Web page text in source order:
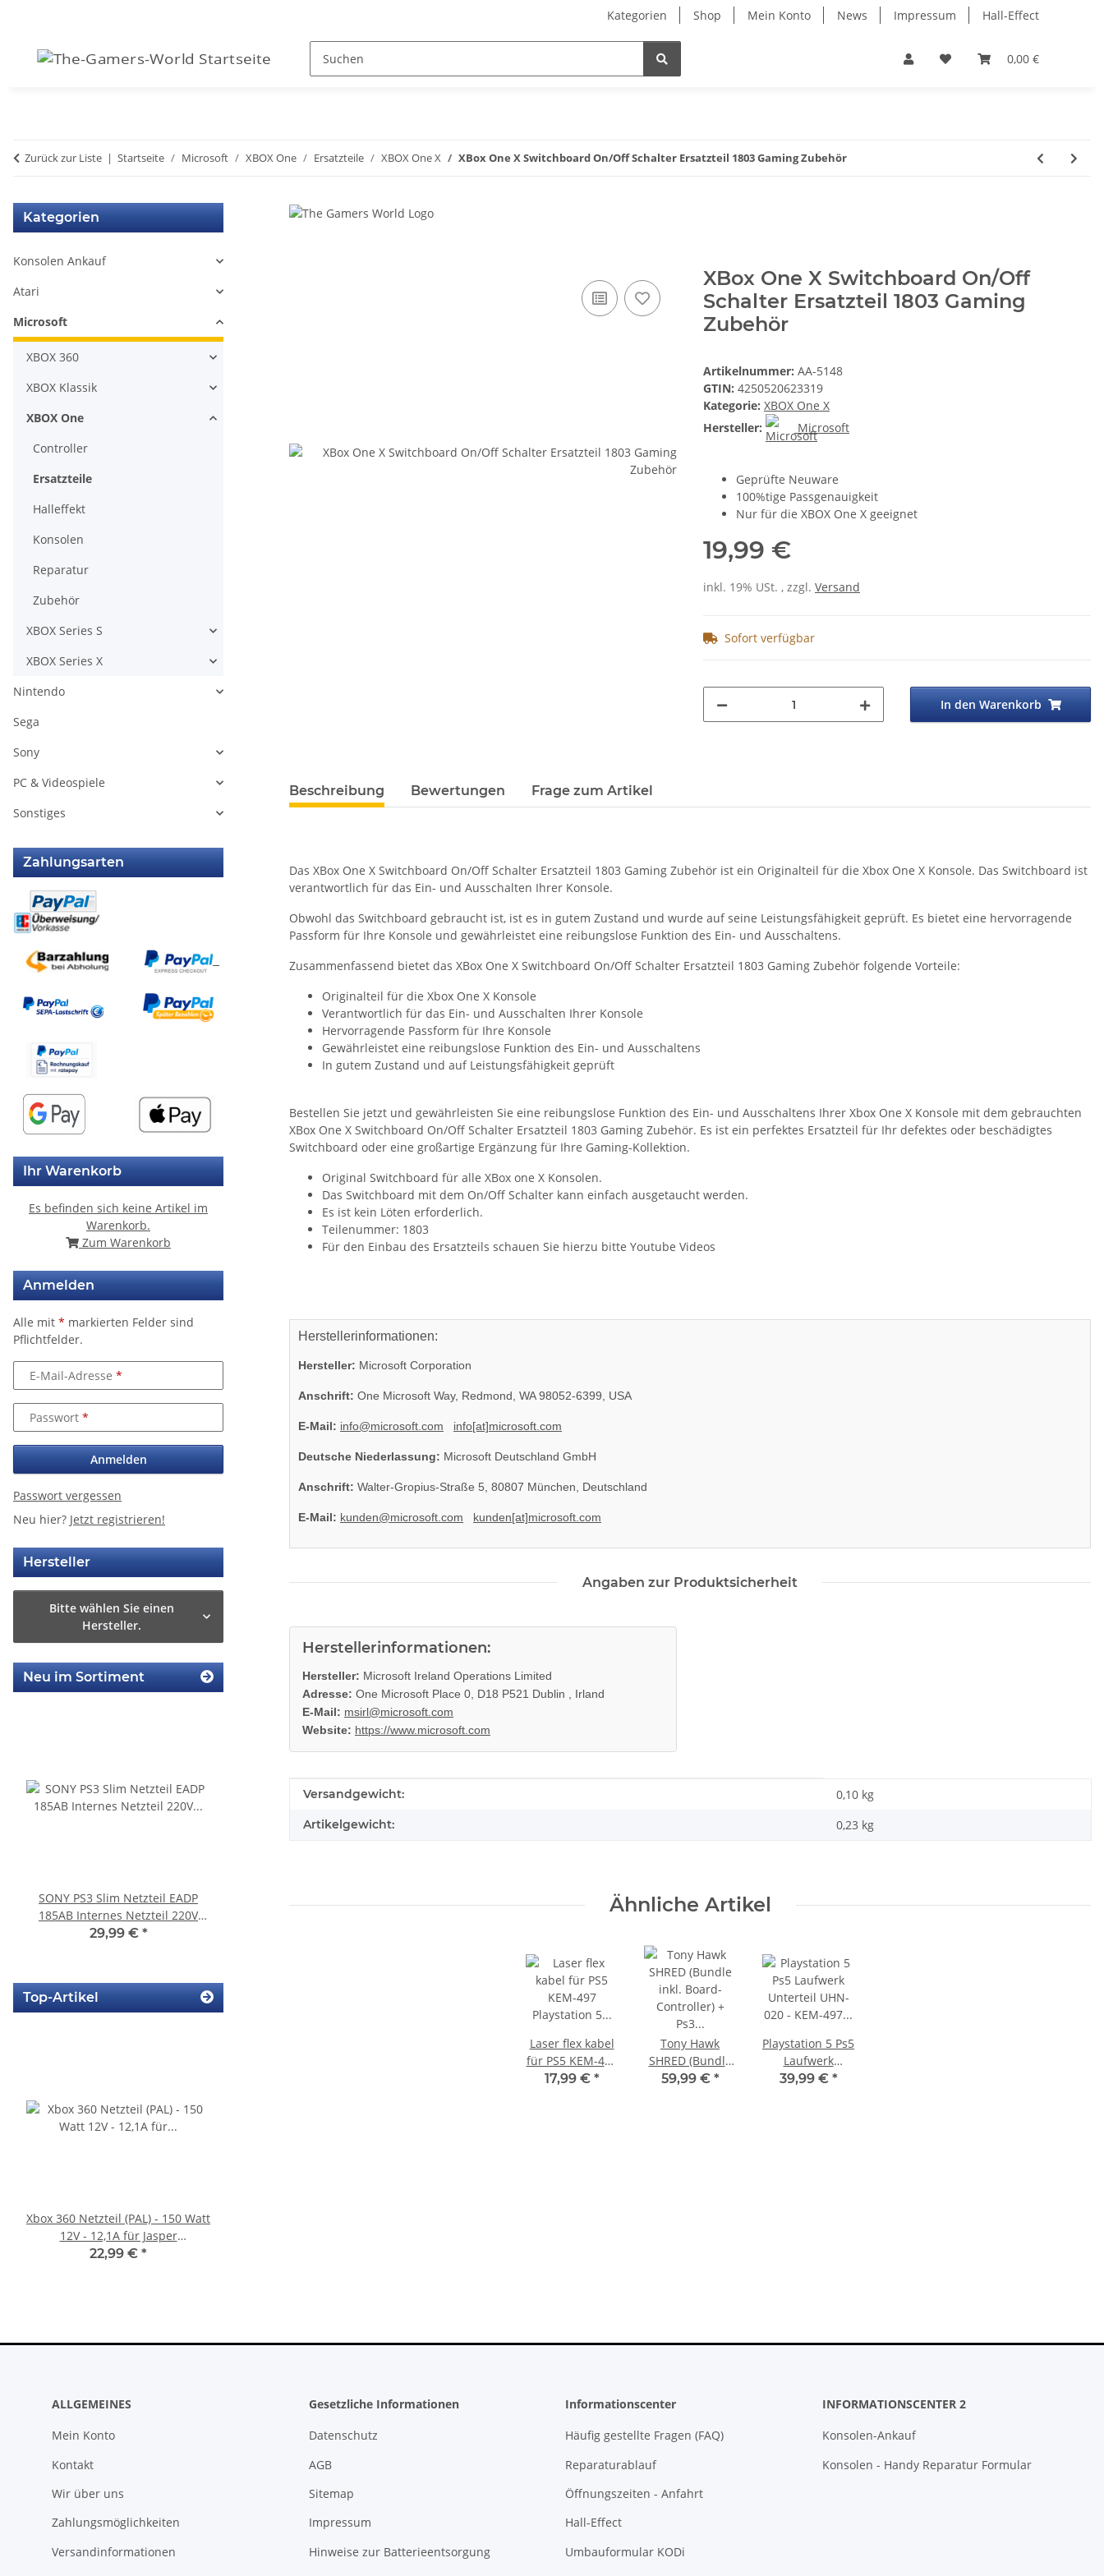
Kategorien Shop Mein Konto News Impressum Hall-Effect
0,00 €
Zurück zur Liste Startseite Microsoft XBOX One Ersatzteile XBOX One X XBox One X Switchboard On/Off Schalter Ersatzteil 1803 Gaming Zubehör
XBox One X Switchboard On/Off
Schalter Ersatzteil 1803 Gaming
Zubehör
Artikelnummer: AA-5148
GTIN: 4250520623319
Kategorie: XBOX One X
Hersteller:
Microsoft
Geprüfte Neuware
100%tige Passgenauigkeit
Nur für die XBOX One X geeignet
19,99 €
inkl. 19% USt. , zzgl. Versand
Sofort verfügbar
In den Warenkorb
weitere Registerkarten anzeigen
Beschreibung Bewertungen Frage zum Artikel
Das XBox One X Switchboard On/Off Schalter Ersatzteil 1803 Gaming Zubehör ist ein Originalteil für die Xbox One X Konsole. Das Switchboard ist
verantwortlich für das Ein- und Ausschalten Ihrer Konsole.
Obwohl das Switchboard gebraucht ist, ist es in gutem Zustand und wurde auf seine Leistungsfähigkeit geprüft. Es bietet eine hervorragende
Passform für Ihre Konsole und gewährleistet eine reibungslose Funktion des Ein- und Ausschaltens.
Zusammenfassend bietet das XBox One X Switchboard On/Off Schalter Ersatzteil 1803 Gaming Zubehör folgende Vorteile:
Originalteil für die Xbox One X Konsole
Verantwortlich für das Ein- und Ausschalten Ihrer Konsole
Hervorragende Passform für Ihre Konsole
Gewährleistet eine reibungslose Funktion des Ein- und Ausschaltens
In gutem Zustand und auf Leistungsfähigkeit geprüft
Bestellen Sie jetzt und gewährleisten Sie eine reibungslose Funktion des Ein- und Ausschaltens Ihrer Xbox One X Konsole mit dem gebrauchten
XBox One X Switchboard On/Off Schalter Ersatzteil 1803 Gaming Zubehör. Es ist ein perfektes Ersatzteil für Ihr defektes oder beschädigtes
Switchboard oder eine großartige Ergänzung für Ihre Gaming-Kollektion.
Original Switchboard für alle XBox one X Konsolen.
Das Switchboard mit dem On/Off Schalter kann einfach ausgetaucht werden.
Es ist kein Löten erforderlich.
Teilenummer: 1803
Für den Einbau des Ersatzteils schauen Sie hierzu bitte Youtube Videos
Herstellerinformationen:
Hersteller: Microsoft Corporation
Anschrift: One Microsoft Way, Redmond, WA 98052-6399, USA
E-Mail: info@microsoft.com info[at]microsoft.com
Deutsche Niederlassung: Microsoft Deutschland GmbH
Anschrift: Walter-Gropius-Straße 5, 80807 München, Deutschland
E-Mail: kunden@microsoft.com kunden[at]microsoft.com
Angaben zur Produktsicherheit
Herstellerinformationen:
Hersteller: Microsoft Ireland Operations Limited
Adresse: One Microsoft Place 0, D18 P521 Dublin , Irland
E-Mail: msirl@microsoft.com
Website: https://www.microsoft.com
Produkteigenschaft
Wert
Versandgewicht: 0,10 kg
Artikelgewicht: 0,23 kg
Ähnliche Artikel
Laser flex kabel
für PS5 KEM-497
Playstation 5
17,99 € *
Tony Hawk
SHRED (Bundle
inkl. Board-
59,99 € *
Playstation 5 Ps5
Laufwerk
Unterteil UHN-
39,99 € *
Kategorien
Konsolen Ankauf
Atari
Microsoft
XBOX 360
XBOX Klassik
XBOX One
Controller
Ersatzteile
Halleffekt
Konsolen
Reparatur
Zubehör
XBOX Series S
XBOX Series X
Nintendo
Sega
Sony
PC & Videospiele
Sonstiges
Zahlungsarten
Ihr Warenkorb
Es befinden sich keine Artikel im
Warenkorb.
Zum Warenkorb
Anmelden
Alle mit * markierten Felder sind
Pflichtfelder.
E-Mail-Adresse
Passwort
Anmelden
Passwort vergessen
Neu hier? Jetzt registrieren!
Hersteller
Bitte wählen Sie einen
Hersteller.
Neu im Sortiment
SONY PS3 Slim Netzteil EADP
185AB Internes Netzteil 220V
gerbaucht
29,99 € *
KEM 450AAA Laufwerk oberteil
Top-Artikel
Xbox 360 Netzteil (PAL) - 150 Watt
12V - 12,1A für Jasper
Mainboards gebraucht
22,99 € *
ALLGEMEINES
Mein Konto
Kontakt
Wir über uns
Zahlungsmöglichkeiten
Versandinformationen
Gesetzliche Informationen
Datenschutz
AGB
Sitemap
Impressum
Hinweise zur Batterieentsorgung
Informationscenter
Häufig gestellte Fragen (FAQ)
Reparaturablauf
Öffnungszeiten - Anfahrt
Hall-Effect
Umbauformular KODi
INFORMATIONSCENTER 2
Konsolen-Ankauf
Konsolen - Handy Reparatur Formular